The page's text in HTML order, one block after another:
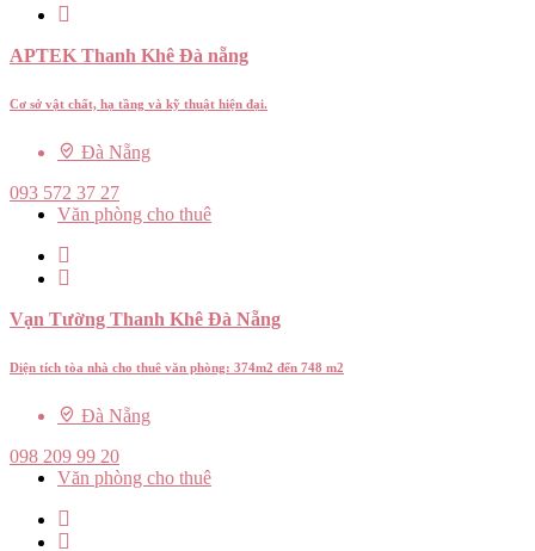
APTEK Thanh Khê Đà nẵng
Cơ sở vật chất, hạ tầng và kỹ thuật hiện đại.
Đà Nẵng
093 572 37 27
Văn phòng cho thuê
Vạn Tường Thanh Khê Đà Nẵng
Diện tích tòa nhà cho thuê văn phòng: 374m2 đến 748 m2
Đà Nẵng
098 209 99 20
Văn phòng cho thuê